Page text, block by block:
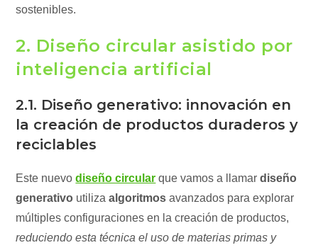
sostenibles.
2. Diseño circular asistido por
inteligencia artificial
2.1. Diseño generativo: innovación en
la creación de productos duraderos y
reciclables
Este nuevodiseño circular que vamos a llamardiseño
generativo utilizaalgoritmos avanzados para explorar
múltiples configuraciones en la creación de productos,
reduciendo esta técnica el uso de materias primas y